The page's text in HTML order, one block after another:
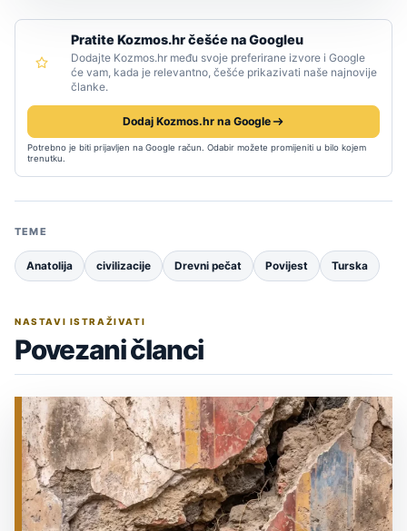
Pratite Kozmos.hr češće na Googleu
Dodajte Kozmos.hr među svoje preferirane izvore i Google
će vam, kada je relevantno, češće prikazivati naše najnovije
članke.
Dodaj Kozmos.hr na Google
Potrebno je biti prijavljen na Google račun. Odabir možete promijeniti u bilo kojem
trenutku.
TEME
Anatolija civilizacije Drevni pečat Povijest Turska
NASTAVI ISTRAŽIVATI
Povezani članci